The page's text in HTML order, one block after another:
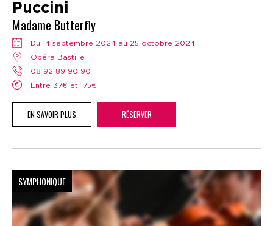
Puccini
Madame Butterfly
Du 14 septembre 2024 au 25 octobre 2024
Opéra Bastille
08 92 89 90 90
Entre 37€ et 175€
EN SAVOIR PLUS RÉSERVER
SYMPHONIQUE